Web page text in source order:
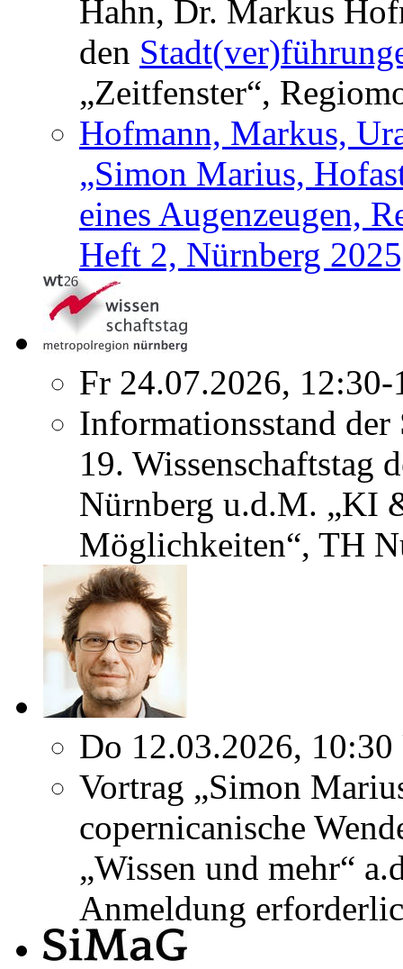
Hahn, Dr. Markus
den
„Zeitfenster“,
Hofmann, Markus,
„Simon Marius,
eines Augenzeugen,
Heft 2, Nürnberg
Fr 24.07.2026,
Informationsstand
19. Wissenschaftstag
Nürnberg u.d.M. „KI
Möglichkeiten“, TH
Do 12.03.2026,
Vortrag „Simon
copernicanische
„Wissen und mehr“
Anmeldung